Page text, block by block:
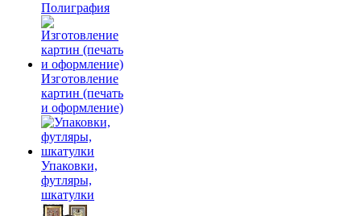
Полиграфия
Изготовление
картин (печать
и оформление)
Упаковки,
футляры,
шкатулки